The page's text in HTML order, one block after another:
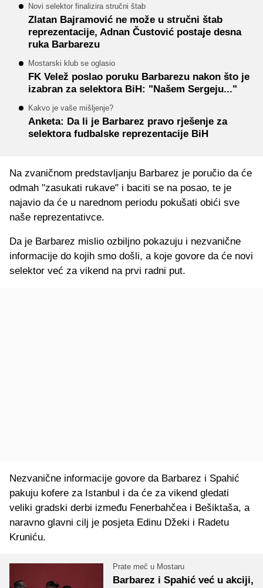
Novi selektor finalizira stručni štab
Zlatan Bajramović ne može u stručni štab
reprezentacije, Adnan Čustović postaje desna
ruka Barbarezu
Mostarski klub se oglasio
FK Velež poslao poruku Barbarezu nakon što je
izabran za selektora BiH: "Našem Sergeju..."
Kakvo je vaše mišljenje?
Anketa: Da li je Barbarez pravo rješenje za
selektora fudbalske reprezentacije BiH
Na zvaničnom predstavljanju Barbarez je poručio da će
odmah "zasukati rukave" i baciti se na posao, te je
najavio da će u narednom periodu pokušati obići sve
naše reprezentativce.
Da je Barbarez mislio ozbiljno pokazuju i nezvanične
informacije do kojih smo došli, a koje govore da će novi
selektor već za vikend na prvi radni put.
Nezvanične informacije govore da Barbarez i Spahić
pakuju kofere za Istanbul i da će za vikend gledati
veliki gradski derbi između Fenerbahčea i Bešiktaša, a
naravno glavni cilj je posjeta Edinu Džeki i Radetu
Kruniću.
Prate meč u Mostaru
Barbarez i Spahić već u akciji,